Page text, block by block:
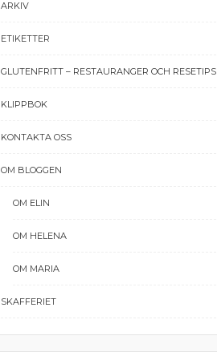
ARKIV
ETIKETTER
GLUTENFRITT – RESTAURANGER OCH RESETIPS
KLIPPBOK
KONTAKTA OSS
OM BLOGGEN
OM ELIN
OM HELENA
OM MARIA
SKAFFERIET